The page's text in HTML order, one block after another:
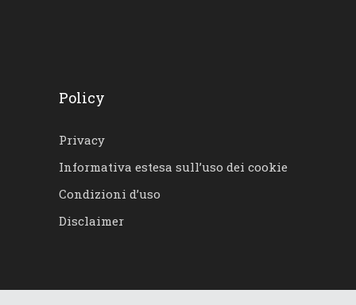
Policy
Privacy
Informativa estesa sull’uso dei cookie
Condizioni d’uso
Disclaimer